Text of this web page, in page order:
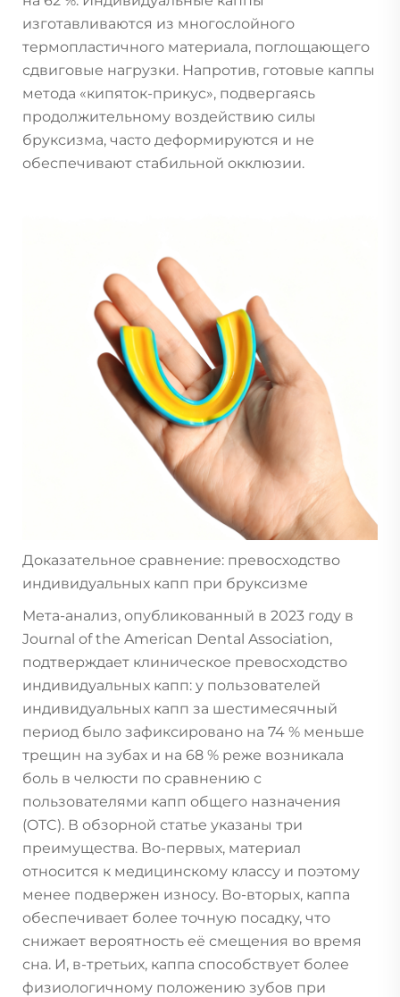
изготавливаются из многослойного
термопластичного материала, поглощающего
сдвиговые нагрузки. Напротив, готовые каппы
метода «кипяток-прикус», подвергаясь
продолжительному воздействию силы
бруксизма, часто деформируются и не
обеспечивают стабильной окклюзии.
Доказательное сравнение: превосходство
индивидуальных капп при бруксизме
Мета-анализ, опубликованный в 2023 году в
Journal of the American Dental Association,
подтверждает клиническое превосходство
индивидуальных капп: у пользователей
индивидуальных капп за шестимесячный
период было зафиксировано на 74 % меньше
трещин на зубах и на 68 % реже возникала
боль в челюсти по сравнению с
пользователями капп общего назначения
(OTC). В обзорной статье указаны три
преимущества. Во-первых, материал
относится к медицинскому классу и поэтому
менее подвержен износу. Во-вторых, каппа
обеспечивает более точную посадку, что
снижает вероятность её смещения во время
сна. И, в-третьих, каппа способствует более
физиологичному положению зубов при